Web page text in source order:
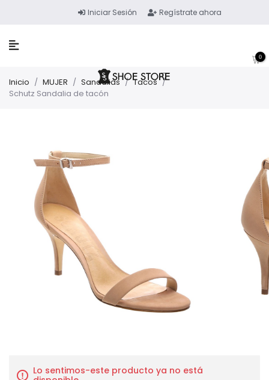
Iniciar Sesión Regístrate ahora
0
Inicio / MUJER / Sandalias / Tacos /
Schutz Sandalia de tacón
Lo sentimos-este producto ya no está